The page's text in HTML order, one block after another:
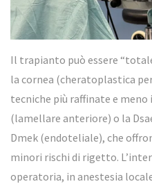
Il trapianto può essere
la cornea (cheratoplastica
tecniche più raffinate e meno
(lamellare anteriore) o la
Dmek (endoteliale), che
minori rischi di rigetto.
operatoria, in anestesia